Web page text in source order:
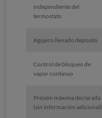
independiente del
termostato
Agujero llenado depósito
Control de bloqueo de
vapor continuo
Presión máxima declarada
(sin información adicional)